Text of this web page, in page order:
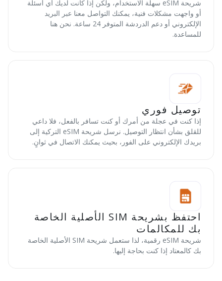
شريحة eSIM سهلة الاستخدام، ولكن إذا كانت لديك أي أسئلة
أو واجهت مشكلات فنية، يمكنك التواصل معنا عبر البريد
الإلكتروني أو دعم الدردشة المتوفر 24 ساعة. نحن هنا
للمساعدة.
توصيل فوري
إذا كنت في عجلة من أمرك أو كنت تسافر بالفعل، فلا داعي
للقلق بشأن انتظار التوصيل. نرسل شريحة eSIM التركية إلى
بريدك الإلكتروني على الفور، بحيث يمكنك الاتصال في ثوانٍ.
احتفظ بشريحة SIM الأصلية الخاصة
بك للمكالمات
شريحة eSIM رقمية، لذا ستعمل شريحة SIM الأصلية الخاصة
بك كالمعتاد إذا كنت بحاجة إليها.